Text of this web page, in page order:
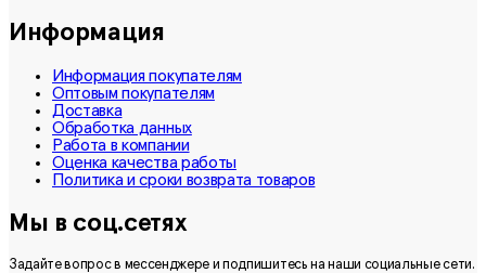
Информация
Информация покупателям
Оптовым покупателям
Доставка
Обработка данных
Работа в компании
Оценка качества работы
Политика и сроки возврата товаров
Мы в соц.сетях
Задайте вопрос в мессенджере и подпишитесь на наши социальные сети.